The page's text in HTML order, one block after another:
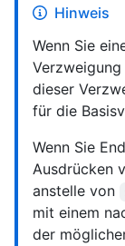
Hinweis
Wenn Sie
dieser
für die
Wenn Sie
Ausdrücken
anstelle von
mit einem
der